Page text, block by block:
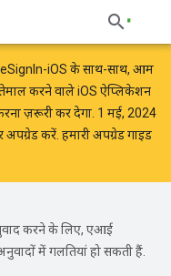
iOS के साथ-साथ, आम
करने वाले iOS ऐप्लिकेशन
ज़रूरी कर देगा. 1 मई, 2024
करें. हमारी अपग्रेड गाइड
करने के लिए, एआई
में गलतियां हो सकती हैं.